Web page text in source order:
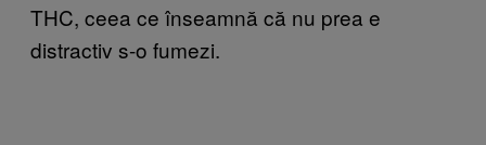
THC, ceea ce înseamnă că nu prea e
distractiv s-o fumezi.